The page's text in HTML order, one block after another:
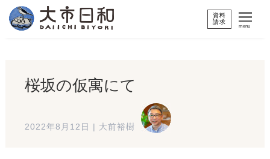
資料
請求
menu
桜坂の仮寓にて
2022年8月12日 大前裕樹